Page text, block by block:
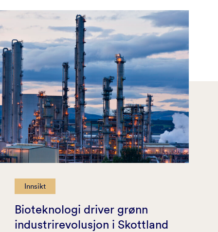
Innsikt
Bioteknologi driver grønn
industrirevolusjon i Skottland